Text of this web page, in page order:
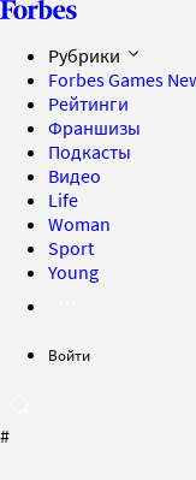
Рубрики
Forbes Games
Рейтинги
Франшизы
Подкасты
Видео
Life
Woman
Sport
Young
Войти
#